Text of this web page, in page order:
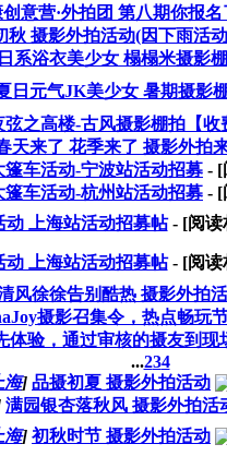
创意营·外拍团 第八期你报名
秋 摄影外拍活动(因下雨活
日系浴衣美少女 榻榻米摄影
日元气JK美少女 暑期摄影
之高楼-古风摄影棚拍【收
天来了 花季来了 摄影外拍
篷车活动-宁波站活动招募 - [
篷车活动-杭州站活动招募 - [
动 上海站活动招募帖- [阅读
动 上海站活动招募帖- [阅读
风徐徐告别酷热 摄影外拍
摄影召集令，热点畅玩
体验，通过审核的摄友到
...234
海] 品摄初夏 摄影外拍活动
满园银杏落秋风 摄影外拍活
海] 初秋时节 摄影外拍活动